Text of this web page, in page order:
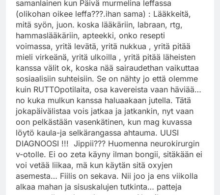
samanlainen kun Päivä murmelina leffassa
(olikohan oikee leffa???.ihan sama) : Lääkkeitä,
mitä syön, juon. koska lääkäriin, labraan, rtg,
hammaslääkäriin, apteekki, onko resepti
voimassa, yritä levätä, yritä nukkua , yritä pitää
mieli virkeänä, yritä ulkoilla , yritä pitää läheisten
kanssa välit ok, koska nää sairaudethan vaikuttaa
sosiaalisiin suhteisiin. Se on nähty jo että olemme
kuin RUTTOpotilaita, osa kavereista vaan häviää…
no kuka mulkun kanssa haluaakaan jutella. Tätä
jokapäivälistaa vois jatkaa ja jatkankin, nyt vaan
oon pelkästään vasenkätinen, kun mag kuvassa
löytö kaula-ja selkärangassa ahtauma. UUSI
DIAGNOOSI !!! Jippii??? Huomenna neurokirurgin
v-otolle. Ei oo zeta käyny ilman bongii, sitäkään ei
voi vetää liikaa, mä kun käytän sitä oxyjen
asemesta… Fiilis on sekava. Nii joo ja ens viikolla
alkaa mahan ja sisuskalujen tutkinta… patteja